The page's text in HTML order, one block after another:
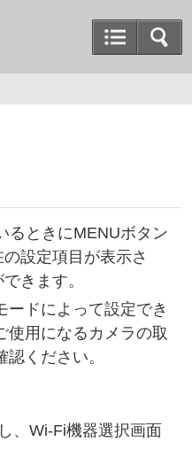
るときにMENUボタン
設定項目が表示さ
きます。
ードによって設定でき
使用になるカメラの取
ください。
、Wi-Fi機器選択画面